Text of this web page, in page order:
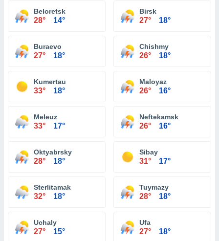
Beloretsk
28° 14°
Birsk
27° 18°
Buraevo
27° 18°
Chishmy
26° 18°
Kumertau
33° 18°
Maloyaz
26° 16°
Meleuz
33° 17°
Neftekamsk
26° 16°
Oktyabrsky
28° 18°
Sibay
31° 17°
Sterlitamak
32° 18°
Tuymazy
28° 18°
Uchaly
27° 15°
Ufa
27° 18°